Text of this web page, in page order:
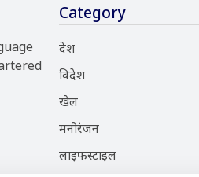
Category
देश
विदेश
खेल
मनोरंजन
लाइफस्टाइल